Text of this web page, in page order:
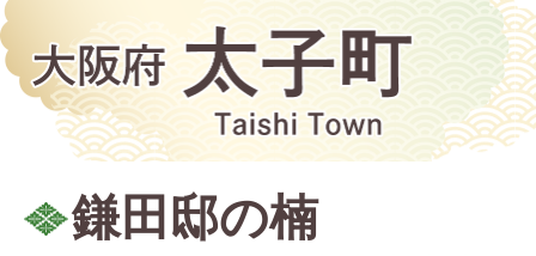
鎌田邸の楠